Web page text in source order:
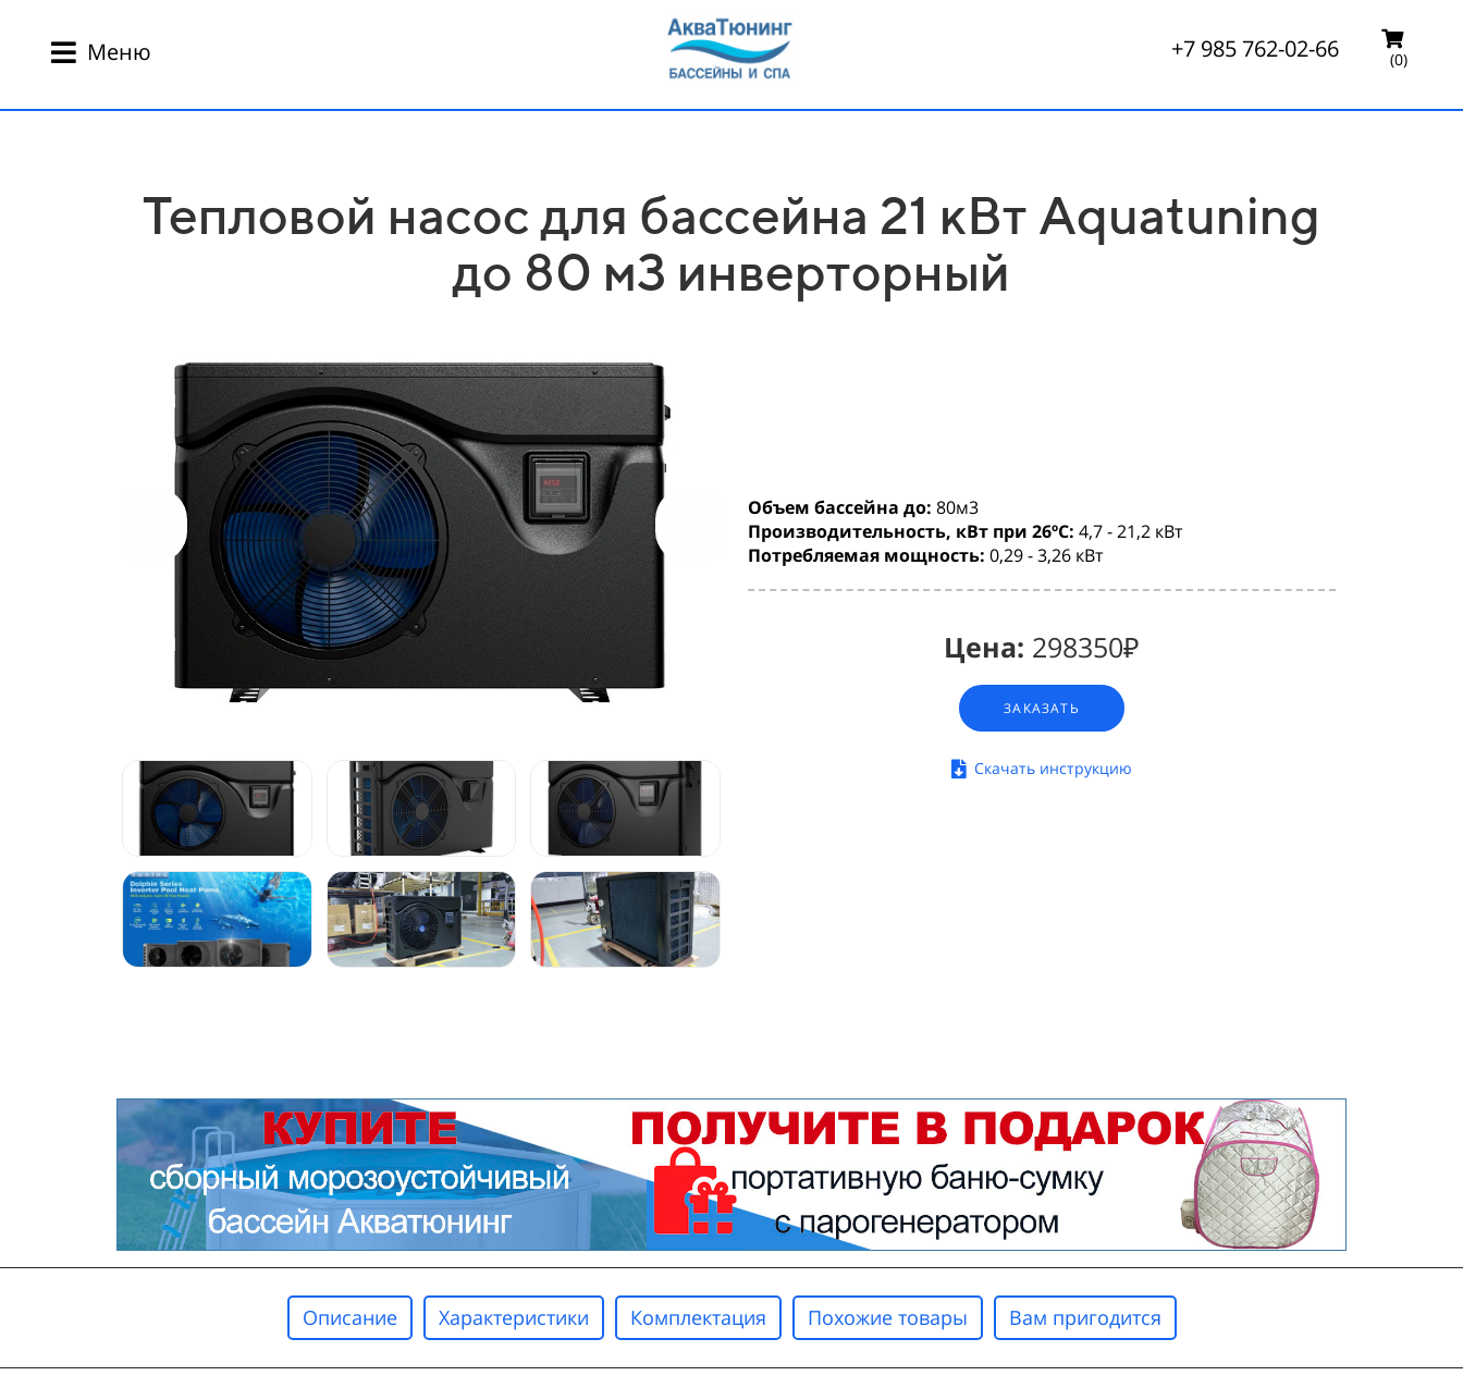
Меню +7 985 762-02-66 (0)
Тепловой насос для бассейна 21 кВт Aquatuning
до 80 м3 инверторный
Объем бассейна до: 80м3
Производительность, кВт при 26ºC: 4,7 - 21,2 кВт
Потребляемая мощность: 0,29 - 3,26 кВт
Цена: 298350₽
ЗАКАЗАТЬ
Скачать инструкцию
Описание Характеристики Комплектация Похожие товары Вам пригодится